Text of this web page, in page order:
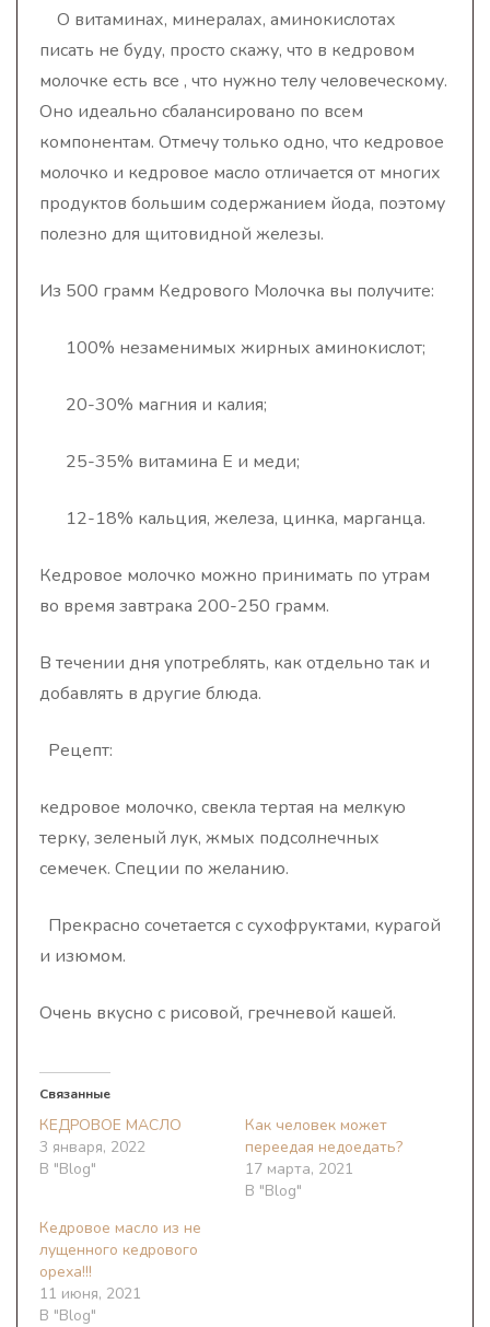
О витаминах, минералах, аминокислотах
писать не буду, просто скажу, что в кедровом
молочке есть все , что нужно телу человеческому.
Оно идеально сбалансировано по всем
компонентам. Отмечу только одно, что кедровое
молочко и кедровое масло отличается от многих
продуктов большим содержанием йода, поэтому
полезно для щитовидной железы.
Из 500 грамм Кедрового Молочка вы получите:
100% незаменимых жирных аминокислот;
20-30% магния и калия;
25-35% витамина Е и меди;
12-18% кальция, железа, цинка, марганца.
Кедровое молочко можно принимать по утрам
во время завтрака 200-250 грамм.
В течении дня употреблять, как отдельно так и
добавлять в другие блюда.
Рецепт:
кедровое молочко, свекла тертая на мелкую
терку, зеленый лук, жмых подсолнечных
семечек. Специи по желанию.
Прекрасно сочетается с сухофруктами, курагой
и изюмом.
Очень вкусно с рисовой, гречневой кашей.
Связанные
КЕДРОВОЕ МАСЛО
3 января, 2022
В "Blog"
Как человек может
переедая недоедать?
17 марта, 2021
В "Blog"
Кедровое масло из не
лущенного кедрового
ореха!!!
11 июня, 2021
В "Blog"